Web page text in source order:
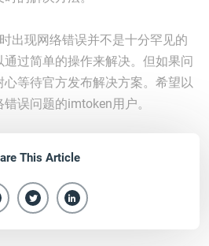
出现网络错误并不是十分罕见的
过简单的操作来解决。但如果问
等待官方发布解决方案。希望以
误问题的imtoken用户。
This Article